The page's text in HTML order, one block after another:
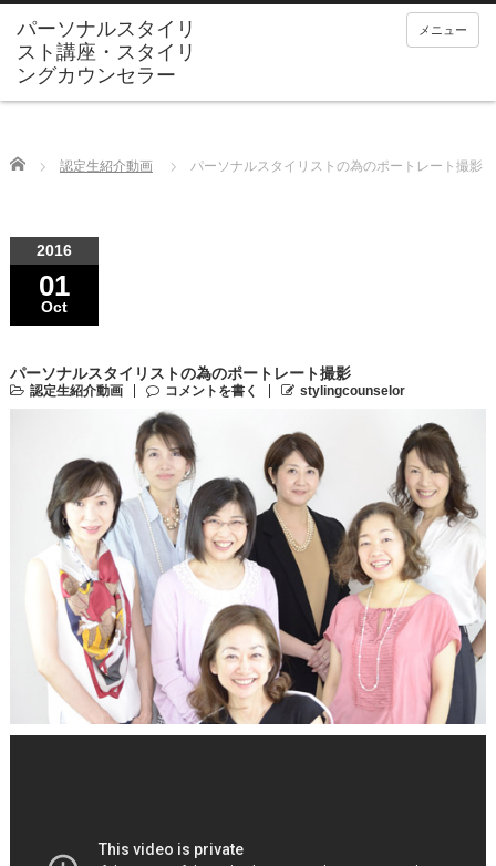
メニュー
Home 認定生紹介動画 パーソナルスタイリストの為のポートレート撮影
2016
01
Oct
パーソナルスタイリストの為のポートレート撮影
認定生紹介動画 コメントを書く stylingcounselor